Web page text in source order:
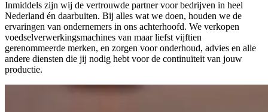
Inmiddels zijn wij de vertrouwde partner voor bedrijven in heel
Nederland én daarbuiten. Bij alles wat we doen, houden we de
ervaringen van ondernemers in ons achterhoofd. We verkopen
voedselverwerkingsmachines van maar liefst vijftien
gerenommeerde merken, en zorgen voor onderhoud, advies en alle
andere diensten die jij nodig hebt voor de continuïteit van jouw
productie.